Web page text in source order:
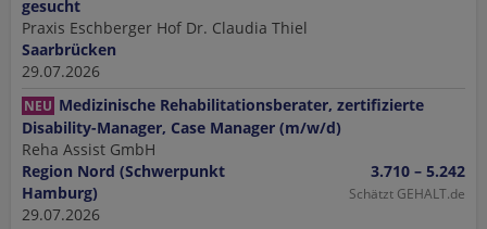
gesucht
Praxis Eschberger Hof Dr. Claudia Thiel
Saarbrücken
29.07.2026
NEU Medizinische Rehabilitationsberater, zertifizierte
Disability-Manager, Case Manager (m/w/d)
Reha Assist GmbH
Region Nord (Schwerpunkt
Hamburg)
29.07.2026
3.710 – 5.242
Schätzt GEHALT.de